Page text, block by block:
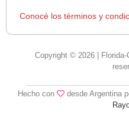
Conocé los términos y
Copyright © 2026 |
Hecho con desde Argentina